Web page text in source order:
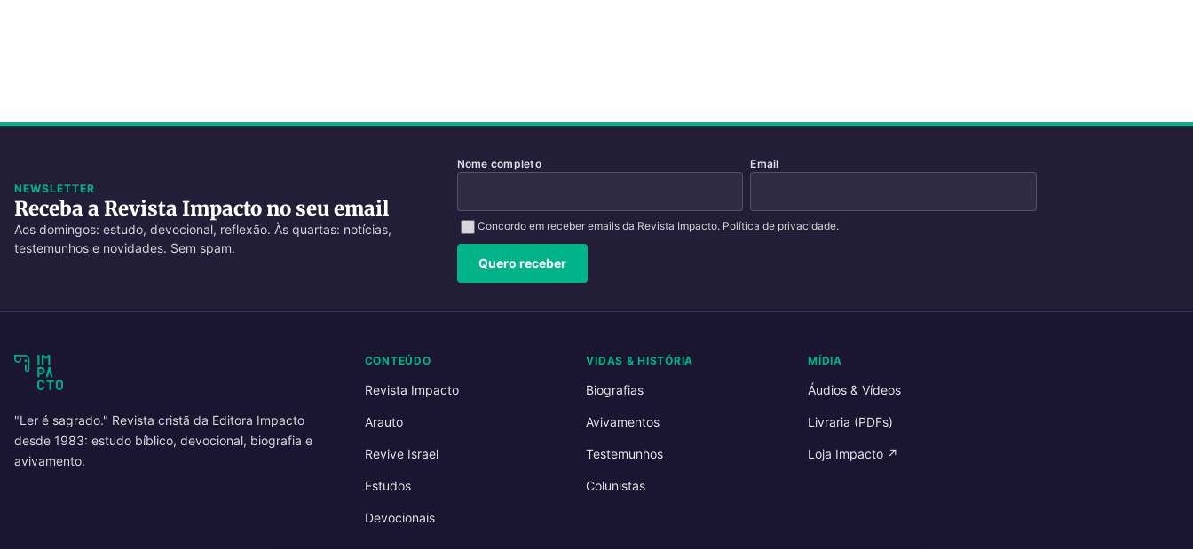
NEWSLETTER
Receba a Revista Impacto no seu email
Aos domingos: estudo, devocional, reflexão. Às quartas: notícias,
testemunhos e novidades. Sem spam.
Nome completo Email
Concordo em receber emails da Revista Impacto. Política de privacidade.
Quero receber
"Ler é sagrado." Revista cristã da Editora Impacto
desde 1983: estudo bíblico, devocional, biografia e
avivamento.
CONTEÚDO
Revista Impacto
Arauto
Revive Israel
Estudos
Devocionais
VIDAS & HISTÓRIA
Biografias
Avivamentos
Testemunhos
Colunistas
MÍDIA
Áudios & Vídeos
Livraria (PDFs)
Loja Impacto ↗